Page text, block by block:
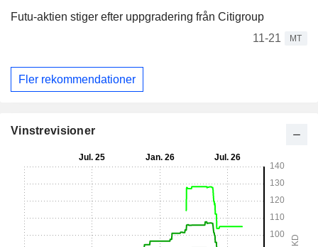
Futu-aktien stiger efter uppgradering från Citigroup
11-21
MT
Fler rekommendationer
Vinstrevisioner